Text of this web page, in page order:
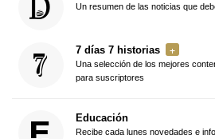
Un resumen de las noticias que
7 días 7 historias
Una selección de los mejores
para suscriptores
Educación
Recibe cada lunes novedades e